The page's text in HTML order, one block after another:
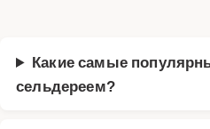
Какие самые
сельдереем?